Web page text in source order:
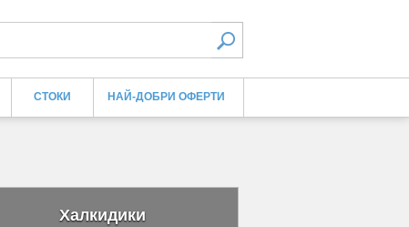
СТОКИ НАЙ-ДОБРИ ОФЕРТИ
Халкидики